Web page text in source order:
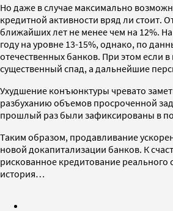
Но даже в случае максимально
кредитной активности вряд ли стоит.
ближайших лет не менее чем на 12%.
году на уровне 13-15%, однако, по
отечественных банков. При этом если
существенный спад, а дальнейшие
Ухудшение конъюнктуры чревато
разбуханию объемов просроченной
прошлый раз были зафиксированы в
Таким образом, продавливание
новой докапитализации банков. К
рискованное кредитование
история…